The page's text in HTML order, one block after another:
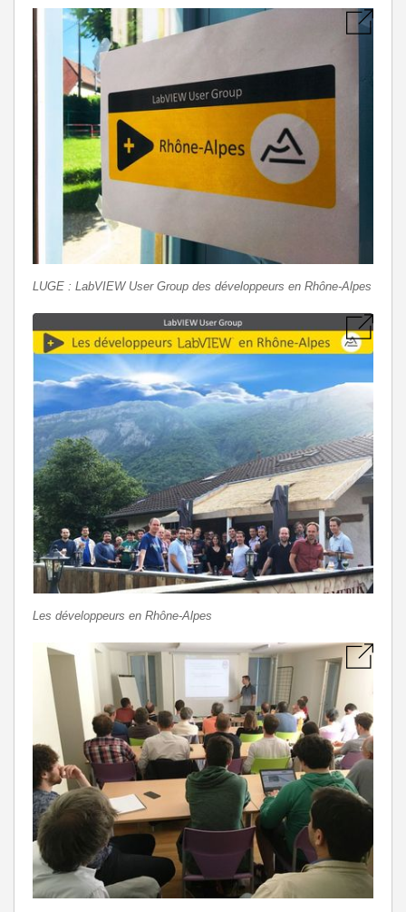
LUGE : LabVIEW User Group des développeurs en Rhône-Alpes
Les développeurs en Rhône-Alpes